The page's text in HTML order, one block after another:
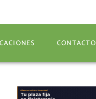
CONTACTO